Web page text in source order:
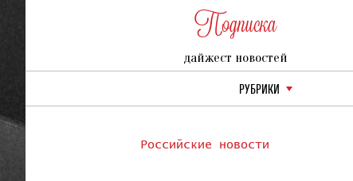
Подписка
дайжест новостей
РУБРИКИ
Российские новости